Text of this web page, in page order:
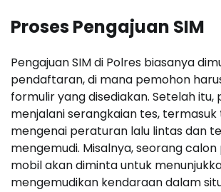
Proses Pengajuan SIM
Pengajuan SIM di Polres biasanya
pendaftaran, di mana pemohon
formulir yang disediakan. Setelah itu,
menjalani serangkaian tes,
mengenai peraturan lalu lintas dan
mengemudi. Misalnya, seorang
mobil akan diminta untuk
mengemudikan kendaraan dalam